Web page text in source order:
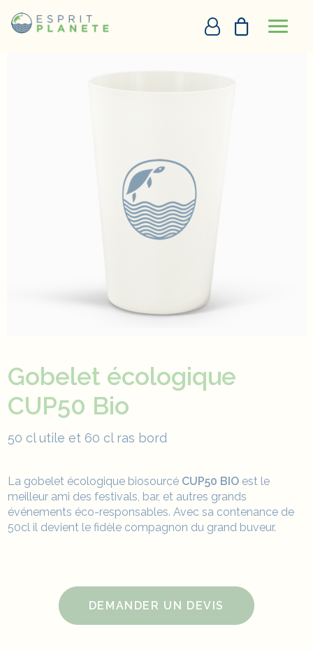
DEMANDE D’APPEL
Accueil Gobelet écologique CUP50 BIO
Gobelet écologique
CUP50 Bio
50 cl utile et 60 cl ras bord
La gobelet écologique biosourcé CUP50 BIO est le
meilleur ami des festivals, bar, et autres grands
événements éco-responsables. Avec sa contenance de
50cl il devient le fidèle compagnon du grand buveur.
DEMANDER UN DEVIS